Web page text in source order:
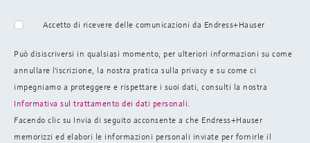
Accetto di ricevere delle comunicazioni da Endress+Hauser
Può disiscriversi in qualsiasi momento, per ulteriori informazioni su come
annullare l'iscrizione, la nostra pratica sulla privacy e su come ci
impegniamo a proteggere e rispettare i suoi dati, consulti la nostra
Informativa sul trattamento dei dati personali.
Facendo clic su Invia di seguito acconsente a che Endress+Hauser
memorizzi ed elabori le informazioni personali inviate per fornirle il